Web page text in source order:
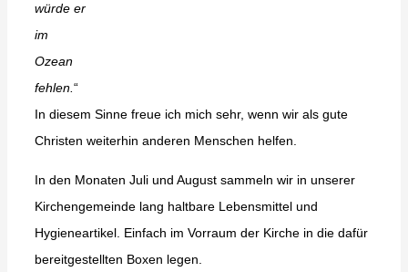
würde er
im
Ozean
fehlen. “
In diesem Sinne freue ich mich sehr, wenn wir als gute
Christen weiterhin anderen Menschen helfen.
In den Monaten Juli und August sammeln wir in unserer
Kirchengemeinde lang haltbare Lebensmittel und
Hygieneartikel. Einfach im Vorraum der Kirche in die dafür
bereitgestellten Boxen legen.